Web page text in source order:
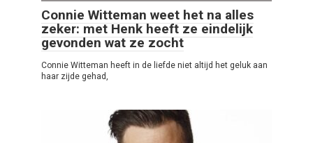
Connie Witteman weet het na alles
zeker: met Henk heeft ze eindelijk
gevonden wat ze zocht
Connie Witteman heeft in de liefde niet altijd het geluk aan
haar zijde gehad,